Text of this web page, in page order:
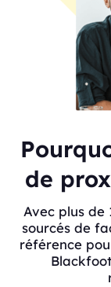
de
Avec plus de
sourcés de
référence